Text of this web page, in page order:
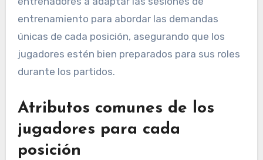
entrenamiento para abordar las demandas
únicas de cada posición, asegurando que los
jugadores estén bien preparados para sus roles
durante los partidos.
Atributos comunes de los
jugadores para cada
posición